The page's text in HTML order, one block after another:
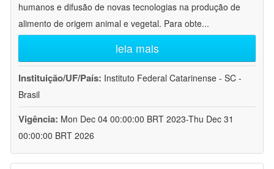
humanos e difusão de novas tecnologias na produção de
alimento de origem animal e vegetal. Para obte...
leia mais
Instituição/UF/País: Instituto Federal Catarinense - SC -
Brasil
Vigência: Mon Dec 04 00:00:00 BRT 2023-Thu Dec 31
00:00:00 BRT 2026